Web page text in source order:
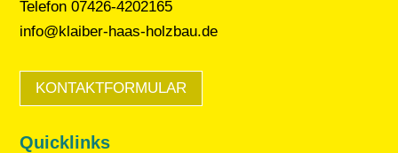
Telefon 07426-4202165
info@klaiber-haas-holzbau.de
KONTAKTFORMULAR
Quicklinks